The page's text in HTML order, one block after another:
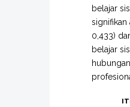
belajar
signifikan
0,433)
belajar